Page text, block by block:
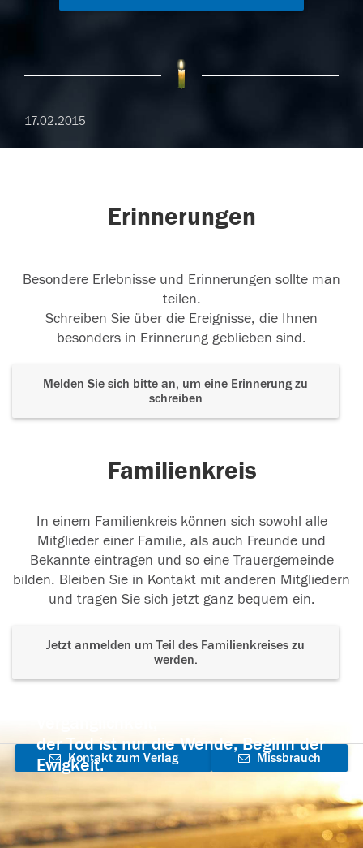
17.02.2015
Erinnerungen
Besondere Erlebnisse und Erinnerungen sollte man
teilen.
Schreiben Sie über die Ereignisse, die Ihnen
besonders in Erinnerung geblieben sind.
Melden Sie sich bitte an, um eine Erinnerung zu
schreiben
Familienkreis
In einem Familienkreis können sich sowohl alle
Mitglieder einer Familie, als auch Freunde und
Bekannte eintragen und so eine Trauergemeinde
bilden. Bleiben Sie in Kontakt mit anderen Mitgliedern
und tragen Sie sich jetzt ganz bequem ein.
Jetzt anmelden um Teil des Familienkreises zu
werden.
der Tod ist nur die Wende, Beginn der
Ewigkeit.
Kontakt zum Verlag
aufnehmen
Missbrauch